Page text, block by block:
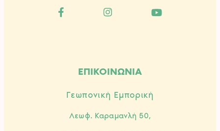
ΕΠΙΚΟΙΝΩΝΙΑ
Γεωπονική Εμπορική
Λεωφ. Καραμανλή 50,